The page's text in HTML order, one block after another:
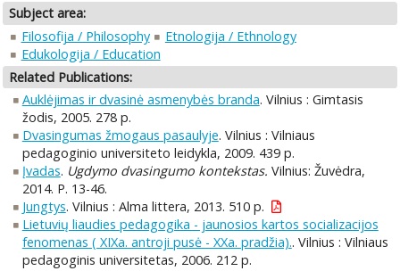
Subject area:
Filosofija / Philosophy
Etnologija / Ethnology
Edukologija / Education
Related Publications:
Auklėjimas ir dvasinė asmenybės branda. Vilnius : Gimtasis
žodis, 2005. 278 p.
Dvasingumas žmogaus pasaulyje. Vilnius : Vilniaus
pedagoginio universiteto leidykla, 2009. 439 p.
Įvadas. Ugdymo dvasingumo kontekstas. Vilnius: Žuvėdra,
2014. P. 13-46.
Jungtys. Vilnius : Alma littera, 2013. 510 p.
Lietuvių liaudies pedagogika - jaunosios kartos socializacijos
fenomenas ( XIXa. antroji pusė - XXa. pradžia).. Vilnius : Vilniaus
pedagoginis universitetas, 2006. 212 p.